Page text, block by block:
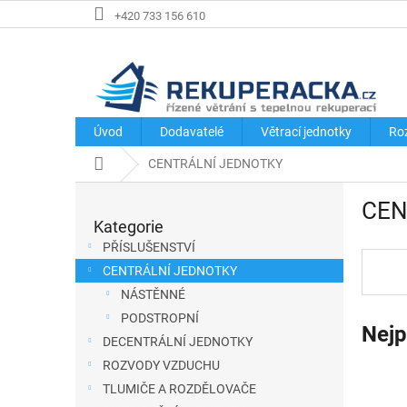
na
+420 733 156 610
Úvod Dodavatelé Větrací jednotky
Domů CENTRÁLNÍ JEDNOTKY
t
r
Přeskočit
kategorie
Kategorie
PŘÍSLUŠENSTVÍ
CENTRÁLNÍ JEDNOTKY
NÁSTĚNNÉ
PODSTROPNÍ
DECENTRÁLNÍ JEDNOTKY
ROZVODY VZDUCHU
TLUMIČE A ROZDĚLOVAČE